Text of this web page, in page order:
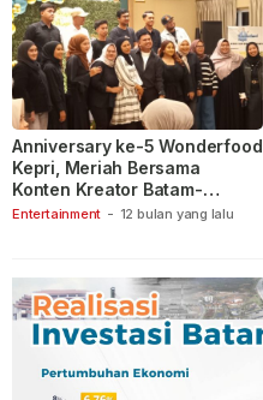
Entertainment - 12 bulan yang lalu
Anniversary ke-5 Wonderfood
Kepri, Meriah Bersama
Konten Kreator Batam-
Tanjungpinang